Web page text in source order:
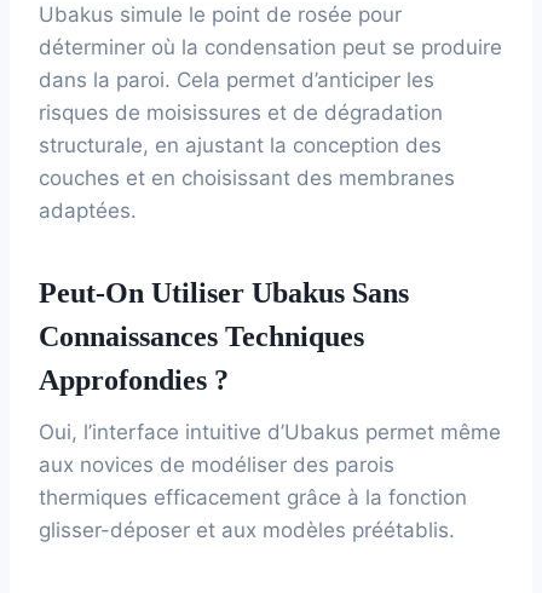
Ubakus simule le point de rosée pour
déterminer où la condensation peut se produire
dans la paroi. Cela permet d’anticiper les
risques de moisissures et de dégradation
structurale, en ajustant la conception des
couches et en choisissant des membranes
adaptées.
Peut-On Utiliser Ubakus Sans
Connaissances Techniques
Approfondies ?
Oui, l’interface intuitive d’Ubakus permet même
aux novices de modéliser des parois
thermiques efficacement grâce à la fonction
glisser-déposer et aux modèles préétablis.